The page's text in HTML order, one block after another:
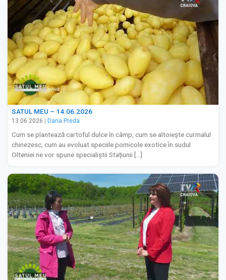
SATUL MEU – 14.06.2026
13.06.2026 Dana Preda
Cum se plantează cartoful dulce în câmp, cum se altoiește curmalul
chinezesc, cum au evoluat speciile pomicole exotice în sudul
Olteniei ne vor spune specialiștii Stațiunii […]